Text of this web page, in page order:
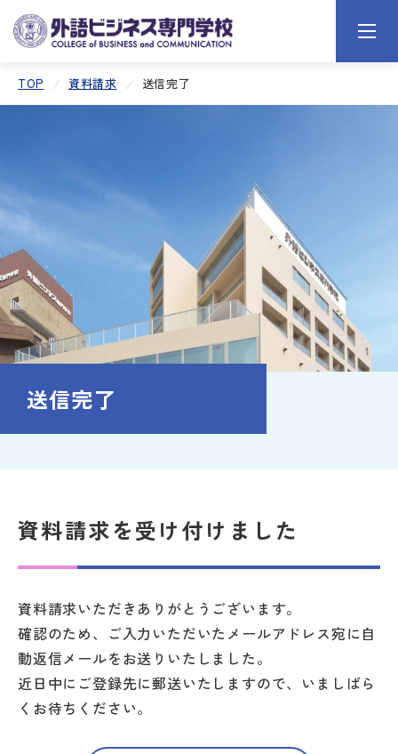
TOP 資料請求 送信完了
送信完了
資料請求を受け付けました
資料請求いただきありがとうございます。
確認のため、ご入力いただいたメールアドレス宛に自
動返信メールをお送りいたしました。
近日中にご登録先に郵送いたしますので、いましばら
くお待ちください。